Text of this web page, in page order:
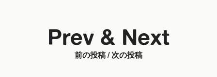
前の投稿 / 次の投稿
Prev & Next